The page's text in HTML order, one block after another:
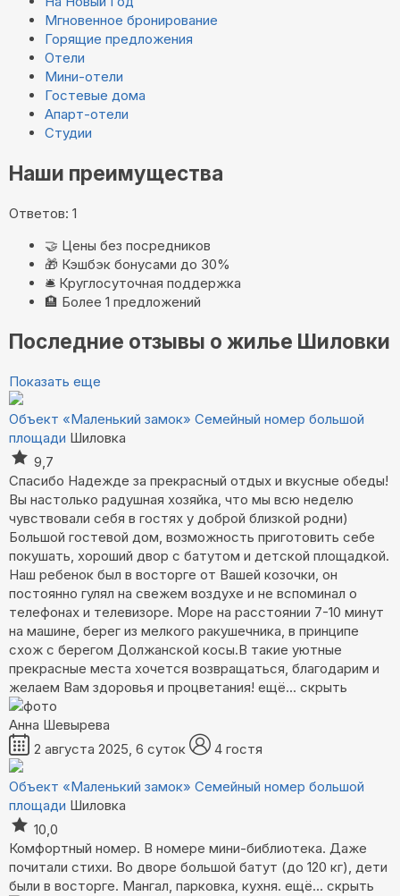
Мгновенное бронирование
Горящие предложения
Отели
Мини-отели
Гостевые дома
Апарт-отели
Студии
Наши преимущества
Ответов: 1
🤝 Цены без посредников
🎁 Кэшбэк бонусами до 30%
🛎️ Круглосуточная поддержка
🏨 Более 1 предложений
Последние отзывы о жилье Шиловки
Показать еще
Объект «Маленький замок» Семейный номер большой
площади Шиловка
9,7
Спасибо Надежде за прекрасный отдых и вкусные обеды!
Вы настолько радушная хозяйка, что мы всю неделю
чувствовали себя в гостях у доброй близкой родни)
Большой гостевой дом, возможность приготовить себе
покушать, хороший двор с батутом и детской площадкой.
Наш ребенок был в восторге от Вашей козочки, он
постоянно гулял на свежем воздухе и не вспоминал о
телефонах и телевизоре. Море на расстоянии 7-10 минут
на машине, берег из мелкого ракушечника, в принципе
схож с берегом Должанской косы.В такие уютные
прекрасные места хочется возвращаться, благодарим и
желаем Вам здоровья и процветания! ещё... скрыть
Анна Шевырева
2 августа 2025, 6 суток
4 гостя
Объект «Маленький замок» Семейный номер большой
площади Шиловка
10,0
Комфортный номер. В номере мини-библиотека. Даже
почитали стихи. Во дворе большой батут (до 120 кг), дети
были в восторге. Мангал, парковка, кухня. ещё... скрыть